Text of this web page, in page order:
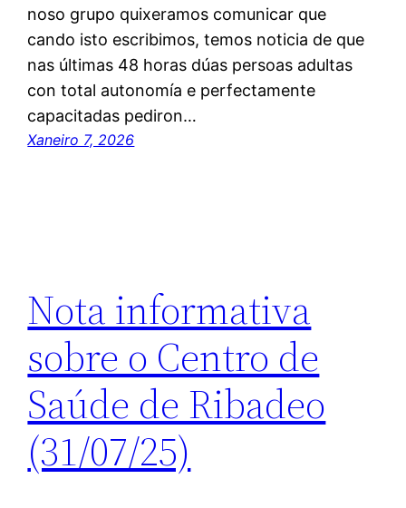
noso grupo quixeramos comunicar que
cando isto escribimos, temos noticia de que
nas últimas 48 horas dúas persoas adultas
con total autonomía e perfectamente
capacitadas pediron…
Xaneiro 7, 2026
Nota informativa
sobre o Centro de
Saúde de Ribadeo
(31/07/25)